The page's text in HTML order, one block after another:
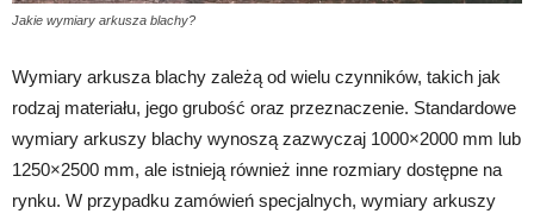
Jakie wymiary arkusza blachy?
Wymiary arkusza blachy zależą od wielu czynników, takich jak
rodzaj materiału, jego grubość oraz przeznaczenie. Standardowe
wymiary arkuszy blachy wynoszą zazwyczaj 1000×2000 mm lub
1250×2500 mm, ale istnieją również inne rozmiary dostępne na
rynku. W przypadku zamówień specjalnych, wymiary arkuszy